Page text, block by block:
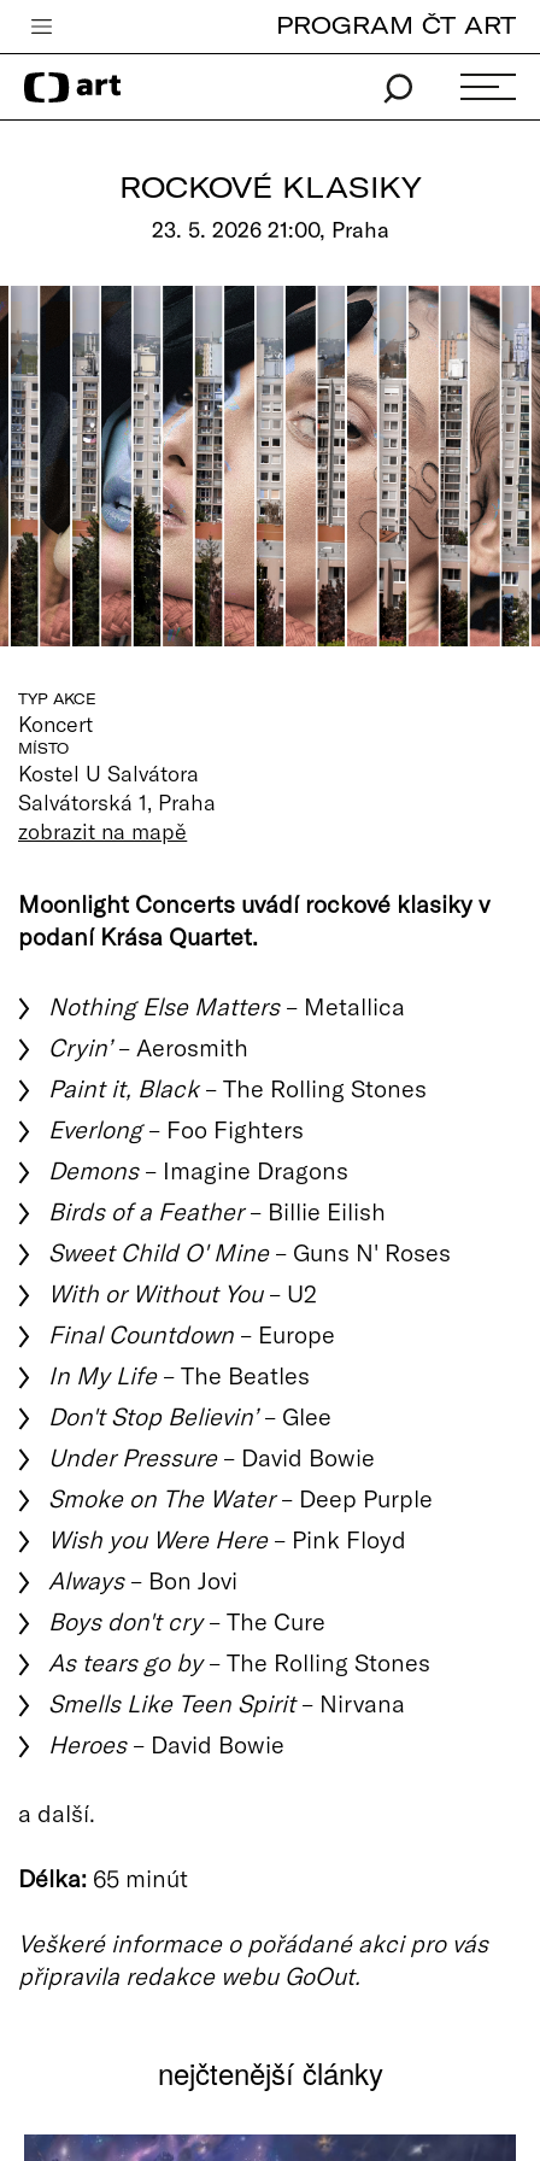
Česká televize
Zpravodajství
Pro děti
edu
Vše o ČT
PROGRAM ČT ART
ROCKOVÉ KLASIKY
23. 5. 2026 21:00, Praha
TYP AKCE
Koncert
MÍSTO
Kostel U Salvátora
Salvátorská 1, Praha
zobrazit na mapě
Moonlight Concerts uvádí rockové klasiky v
podaní Krása Quartet.
Nothing Else Matters– Metallica
Cryin’– Aerosmith
Paint it, Black– The Rolling Stones
Everlong– Foo Fighters
Demons– Imagine Dragons
Birds of a Feather– Billie Eilish
Sweet Child O' Mine– Guns N' Roses
With or Without You– U2
Final Countdown – Europe
In My Life– The Beatles
Don't Stop Believin’– Glee
Under Pressure– David Bowie
Smoke on The Water– Deep Purple
Wish you Were Here– Pink Floyd
Always– Bon Jovi
Boys don't cry– The Cure
As tears go by– The Rolling Stones
Smells Like Teen Spirit– Nirvana
Heroes– David Bowie
a další.
Délka: 65 minút
Veškeré informace o pořádané akci pro vás
připravila redakce webu GoOut.
nejčtenější články